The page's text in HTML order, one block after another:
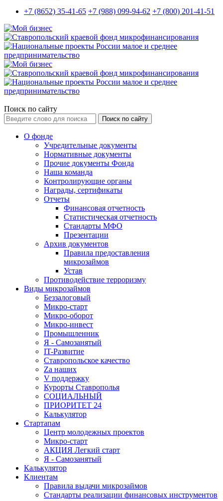
+7 (8652) 35-41-65 +7 (988) 099-94-62 +7 (800) 201-41-51
Поиск по сайту
Поиск по сайту
О фонде
Учредительные документы
Нормативные документы
Прочие документы Фонда
Наша команда
Контролирующие органы
Награды, сертификаты
Отчеты
Финансовая отчетность
Статистическая отчетность
Стандарты МФО
Презентации
Архив документов
Правила предоставления
микрозаймов
Устав
Противодействие терроризму
Виды микрозаймов
Беззалоговый
Микро-старт
Микро-оборот
Микро-инвест
Промышленник
Я - Самозанятый
IT-Развитие
Ставропольское качество
Za наших
V поддержку
Курорты Ставрополья
СОЦИАЛЬНЫЙ
ПРИОРИТЕТ 24
Калькулятор
Стартапам
Центр молодежных проектов
Микро-старт
АКЦИЯ Легкий старт
Я - Самозанятый
Калькулятор
Клиентам
Правила выдачи микрозаймов
Стандарты реализации финансовых инструментов